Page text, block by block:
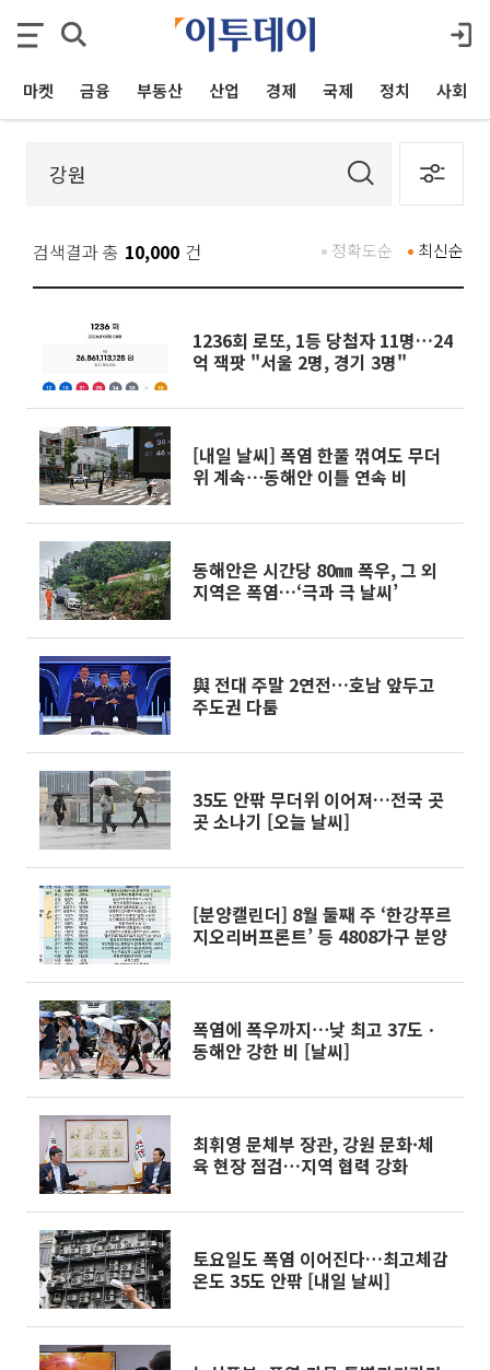
마켓 금융 부동산 산업 경제 국제 정치 사회
검색결과 총 10,000 건 최신순
정확도순
1236회 로또, 1등 당첨자 11명…24
억 잭팟 "서울 2명, 경기 3명"
[내일 날씨] 폭염 한풀 꺾여도 무더
위 계속⋯동해안 이틀 연속 비
동해안은 시간당 80㎜ 폭우, 그 외
지역은 폭염…‘극과 극 날씨’
與 전대 주말 2연전…호남 앞두고
주도권 다툼
35도 안팎 무더위 이어져…전국 곳
곳 소나기 [오늘 날씨]
[분양캘린더] 8월 둘째 주 ‘한강푸르
지오리버프론트’ 등 4808가구 분양
폭염에 폭우까지⋯낮 최고 37도ㆍ
동해안 강한 비 [날씨]
최휘영 문체부 장관, 강원 문화·체
육 현장 점검…지역 협력 강화
토요일도 폭염 이어진다…최고체감
온도 35도 안팎 [내일 날씨]